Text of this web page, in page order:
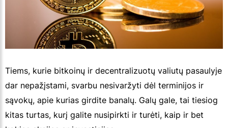
Tiems, kurie bitkoinų ir decentralizuotų valiutų pasaulyje
dar nepažįstami, svarbu nesivaržyti dėl terminijos ir
sąvokų, apie kurias girdite banalų. Galų gale, tai tiesiog
kitas turtas, kurį galite nusipirkti ir turėti, kaip ir bet